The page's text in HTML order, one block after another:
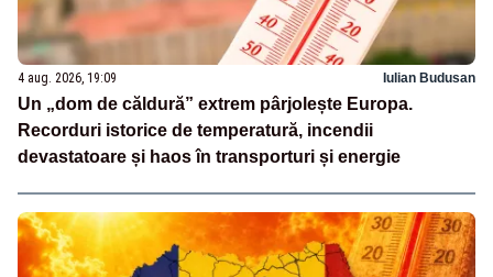
4 aug. 2026, 19:09 Iulian Budusan
Un „dom de căldură” extrem pârjolește Europa.
Recorduri istorice de temperatură, incendii
devastatoare și haos în transporturi și energie